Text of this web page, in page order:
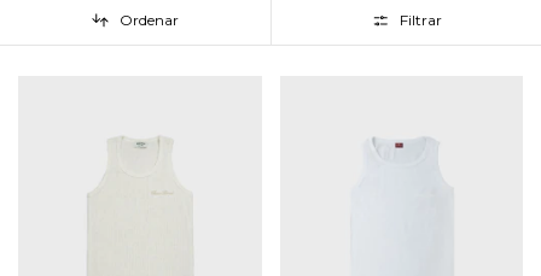
Ordenar Filtrar